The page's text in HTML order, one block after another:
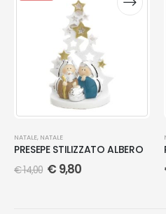
NATALE, NATALE
PRESEPE STILIZZATO ALBERO
€14,00 € 9,80